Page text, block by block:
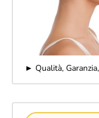
► Qualità,